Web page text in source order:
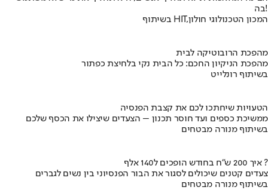
בה!
בשיתוף HIT,המכון הטכנולוגי חולון
מהפכת הרובוטיקה לבית
מהפכת הניקיון החכם: כל הבית נקי בלחיצת כפתור
בשיתוף רונלייט
הטעויות שיחתכו לכם את קצבת הפנסיה
ממשיכת כספים ועד חוסר תכנון – הצעדים שיצילו את הכסף שלכם
בשיתוף מנורה מבטחים
איך 200 ש"ח בחודש הופכים ל140 אלף ?
צעדים קטנים שיכולים לסגור את הבור הפנסיוני בין נשים לגברים
בשיתוף מנורה מבטחים